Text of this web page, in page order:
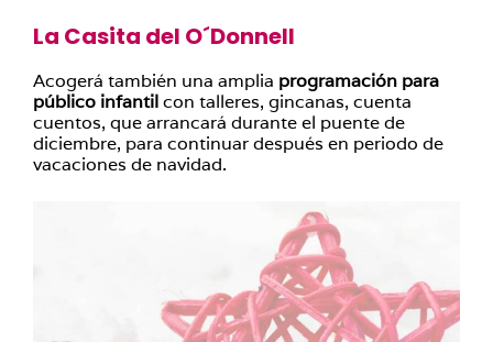
La Casita del O´Donnell
Acogerá también una amplia programación para
público infantilcon talleres, gincanas, cuenta
cuentos, que arrancará durante el puente de
diciembre, para continuar después en periodo de
vacaciones de navidad.